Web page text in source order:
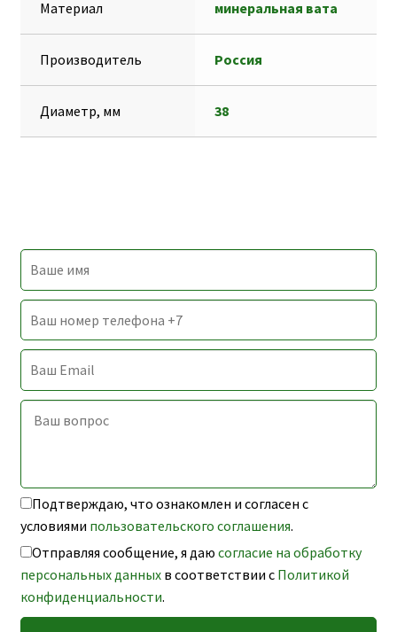
Материал минеральная вата
Производитель Россия
Диаметр, мм 38
Подтверждаю, что ознакомлен и согласен с
условиями пользовательского соглашения.
Отправляя сообщение, я даю согласие на обработку
персональных данныхв соответствии с Политикой
конфиденциальности.